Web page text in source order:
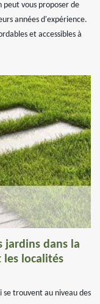
peut vous proposer de
années d'expérience.
et accessibles à
jardins dans la
les localités
se trouvent au niveau des